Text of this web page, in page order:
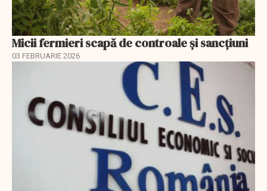
Micii fermieri scapă de controale și sancțiuni
03 FEBRUARIE 2026